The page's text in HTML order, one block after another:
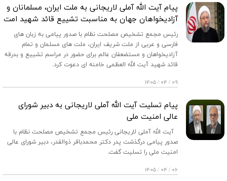
پیام آیت الله آملی لاریجانی به ملت ایران، مسلمانان و
آزادیخواهان جهان به مناسبت تشییع قائد شهید امت
رئیس مجمع تشخیص مصلحت نظام با صدور پیامی به زبان های
فارسی و عربی از ملت شریف ایران، ملت های مسلمان و تمام
آزادیخواهان و مستضعفان عالم برای حضور در مراسم تشییع و بدرقه
قائد شهید آیت الله العظمی خامنه ای دعوت کرد.
۰۹ / ۰۴ / ۱۴۰۵
پیام تسلیت آیت الله آملی لاریجانی به دبیر شورای
عالی امنیت ملی
آیت الله آملی لاریجانی رئیس مجمع تشخیص مصلحت نظام با
صدور پیامی درگذشت پدر دکتر محمدباقر ذوالقدر، دبیر شورای عالی
امنیت ملی را تسلیت گفت.
۰۶ / ۰۴ / ۱۴۰۵